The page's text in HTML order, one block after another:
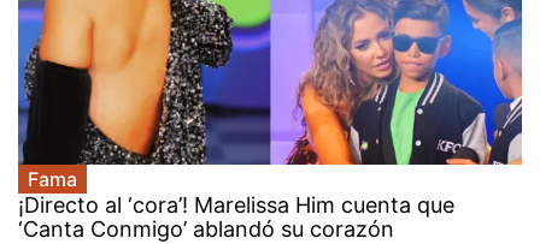
Fama
¡Directo al ‘cora’! Marelissa Him cuenta que
‘Canta Conmigo’ ablandó su corazón